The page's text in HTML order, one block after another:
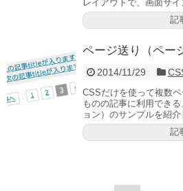
レイアウトで、画面サ
記
ページ送り（ペー
2014/11/29
CSSだけを使って複数
ものの記事に利用でき
ョン）のサンプルを紹
記